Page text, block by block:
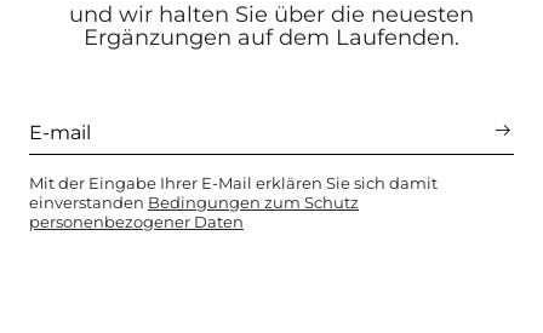
und wir halten Sie über die neuesten
Ergänzungen auf dem Laufenden.
Mit der Eingabe Ihrer E-Mail erklären Sie sich damit
einverstanden Bedingungen zum Schutz
personenbezogener Daten